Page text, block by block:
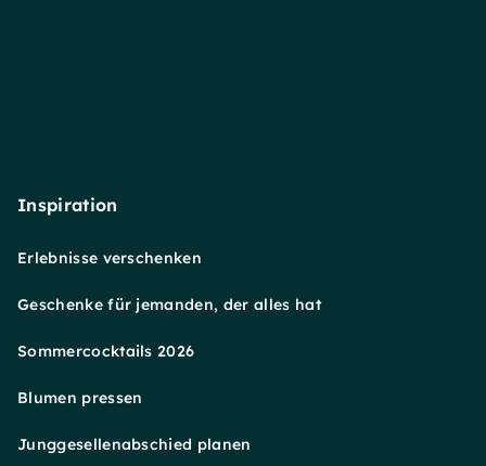
Inspiration
Erlebnisse verschenken
Geschenke für jemanden, der alles hat
Sommercocktails 2026
Blumen pressen
Junggesellenabschied planen